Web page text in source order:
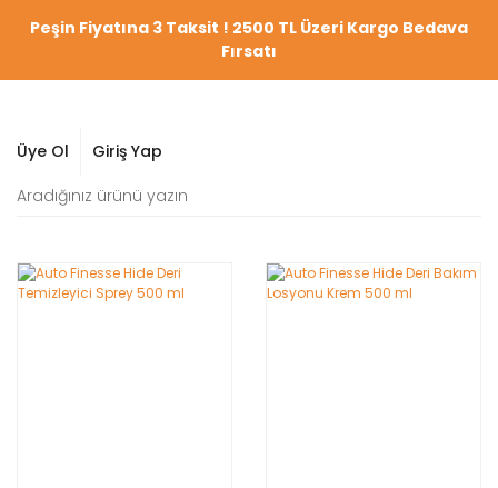
Peşin Fiyatına 3 Taksit ! 2500 TL Üzeri Kargo Bedava
Fırsatı
Üye Ol Giriş Yap